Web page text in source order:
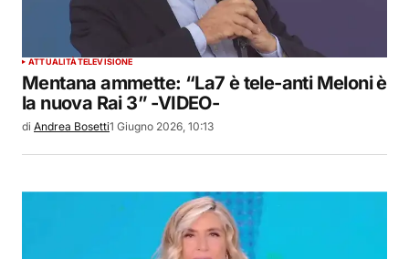
ATTUALITÀTELEVISIONE
Mentana ammette: “La7 è tele-anti Meloni è
la nuova Rai 3” -VIDEO-
di Andrea Bosetti1 Giugno 2026, 10:13